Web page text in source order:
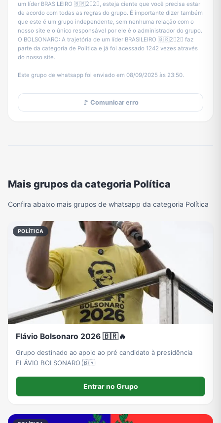
um líder BRASILEIRO 🇧🇷2⃣2⃣, esteja ciente que você precisa estar
de acordo com todas as regras do grupo. É importante dizer também
que este é um grupo independente, sem nenhuma relação com o
nosso site e o único responsável por ele é o administrador do grupo.
O BOLSONARO: A trajetória de um líder BRASILEIRO 🇧🇷2⃣2⃣ faz
parte da categoria de Política e já foi acessado 1242 vezes através
do nosso site.
Este grupo de whatsapp foi enviado em 08/09/2025 às 23:50.
🚩 Comunicar erro
Mais grupos da categoria Política
Confira abaixo mais grupos de whatsapp da categoria Política
POLÍTICA
Flávio Bolsonaro 2026 🇧🇷🔥
Grupo destinado ao apoio ao pré candidato à presidência
FLÁVIO BOLSONARO 🇧🇷
Entrar no Grupo